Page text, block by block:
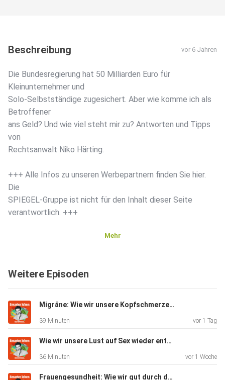
Beschreibung vor 6 Jahren
Die Bundesregierung hat 50 Milliarden Euro für
Kleinunternehmer und
Solo-Selbstständige zugesichert. Aber wie komme ich als
Betroffener
ans Geld? Und wie viel steht mir zu? Antworten und Tipps
von
Rechtsanwalt Niko Härting.
+++ Alle Infos zu unseren Werbepartnern finden Sie hier.
Die
SPIEGEL-Gruppe ist nicht für den Inhalt dieser Seite
verantwortlich. +++
Sie die digitale Welt des SPIEGEL, unter
finden Sie das passende Angebot.
Alle SPIEGEL Podcasts finden Sie hier.
Den SPIEGEL-WhatsApp-Kanal finden Sie hier.
Mehr
Weitere Episoden
Migräne: Wie wir unsere Kopfschmerzen verstehen und lindern können
39 Minuten vor 1 Tag
Wie wir unsere Lust auf Sex wieder entdecken können (mit Stephanie Kossow)
36 Minuten vor 1 Woche
Frauengesundheit: Wie wir gut durch die Wechseljahre kommen (Mit Katrin Schaudig)